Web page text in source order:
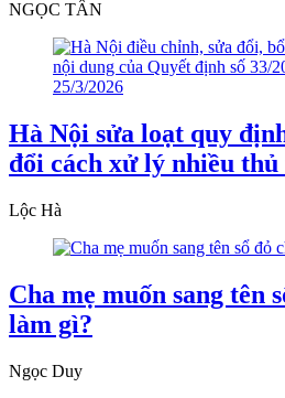
NGỌC TÂN
Hà Nội sửa loạt quy
đổi cách xử lý nhiều thủ
Lộc Hà
Cha mẹ muốn sang tên
làm gì?
Ngọc Duy